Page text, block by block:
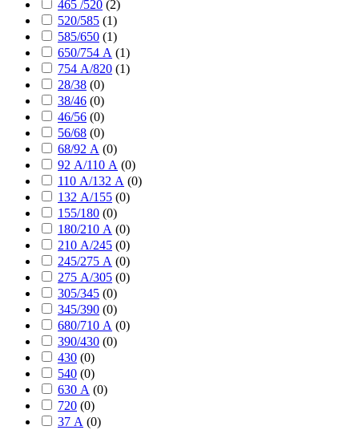
465 /520 (2)
520/585 (1)
585/650 (1)
650/754 А (1)
754 А/820 (1)
28/38 (0)
38/46 (0)
46/56 (0)
56/68 (0)
68/92 А (0)
92 А/110 А (0)
110 А/132 А (0)
132 А/155 (0)
155/180 (0)
180/210 А (0)
210 А/245 (0)
245/275 А (0)
275 А/305 (0)
305/345 (0)
345/390 (0)
680/710 А (0)
390/430 (0)
430 (0)
540 (0)
630 А (0)
720 (0)
37 А (0)